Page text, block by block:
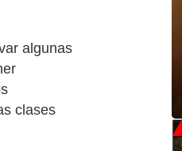
algunas
clases